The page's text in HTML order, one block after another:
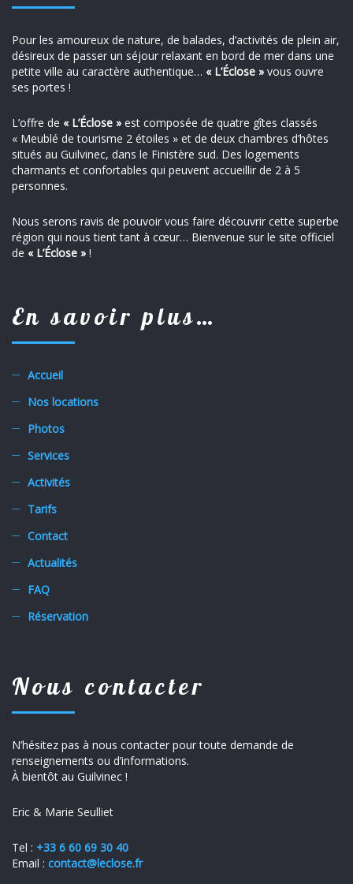
Pour les amoureux de nature, de balades, d’activités de plein air,
désireux de passer un séjour relaxant en bord de mer dans une
petite ville au caractère authentique… « L’Éclose » vous ouvre
ses portes !
L’offre de « L’Éclose » est composée de quatre gîtes classés
« Meublé de tourisme 2 étoiles » et de deux chambres d’hôtes
situés au Guilvinec, dans le Finistère sud. Des logements
charmants et confortables qui peuvent accueillir de 2 à 5
personnes.
Nous serons ravis de pouvoir vous faire découvrir cette superbe
région qui nous tient tant à cœur… Bienvenue sur le site officiel
de « L’Éclose » !
En savoir plus…
Accueil
Nos locations
Photos
Services
Activités
Tarifs
Contact
Actualités
FAQ
Réservation
Nous contacter
N’hésitez pas à nous contacter pour toute demande de
renseignements ou d’informations.
À bientôt au Guilvinec !
Eric & Marie Seulliet
Tel : +33 6 60 69 30 40
Email : contact@leclose.fr